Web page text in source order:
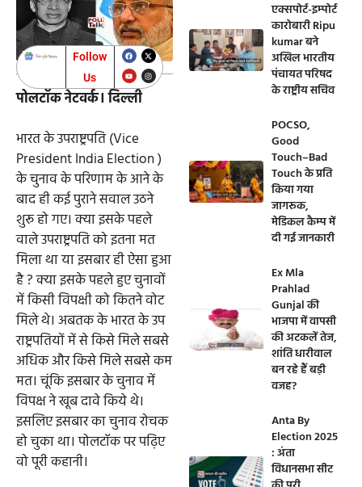
Follow
Us
पोलटॉक नेटवर्क। दिल्ली
भारत के उपराष्ट्रपति (Vice
President India Election )
के चुनाव के परिणाम के आने के
बाद ही कई पुराने सवाल उठने
शुरू हो गए। क्या इसके पहले
वाले उपराष्ट्रपति को इतना मत
मिला था या इसबार ही ऐसा हुआ
है ? क्या इसके पहले हुए चुनावों
में किसी विपक्षी को कितने वोट
मिले थे। अबतक के भारत के उप
राष्ट्रपतियों में से किसे मिले सबसे
अधिक और किसे मिले सबसे कम
मत। चूंकि इसबार के चुनाव में
विपक्ष ने खूब दावे किये थे।
इसलिए इसबार का चुनाव रोचक
हो चुका था। पोलटॉक पर पढ़िए
वो पूरी कहानी।
एक्सपोर्ट-इम्पोर्ट
कारोबारी Ripu
kumar बने
अखिल भारतीय
पंचायत परिषद
के राष्ट्रीय सचिव
POCSO,
Good
Touch–Bad
Touch के प्रति
किया गया
जागरूक,
मेडिकल कैम्प में
दी गई जानकारी
Ex Mla
Prahlad
Gunjal की
भाजपा में वापसी
की अटकलें तेज,
शांति धारीवाल
बन रहे हैं बड़ी
वजह?
Anta By
Election 2025
: अंता
विधानसभा सीट